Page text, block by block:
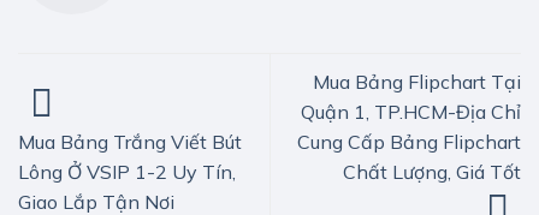
Mua Bảng Trắng Viết Bút
Lông Ở VSIP 1-2 Uy Tín,
Giao Lắp Tận Nơi
Mua Bảng Flipchart Tại
Quận 1, TP.HCM-Địa Chỉ
Cung Cấp Bảng Flipchart
Chất Lượng, Giá Tốt